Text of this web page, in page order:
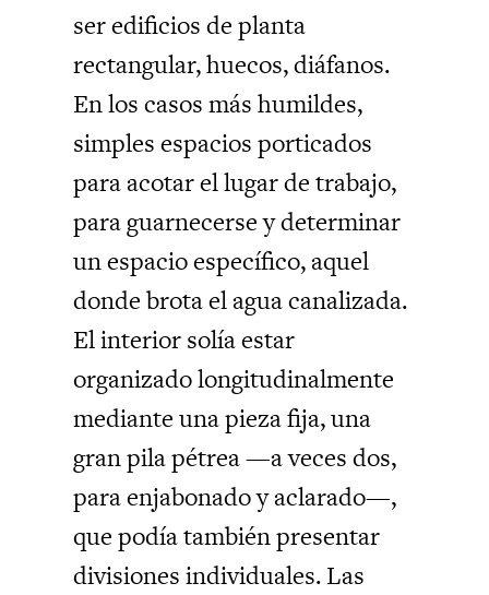
ser edificios de planta
rectangular, huecos, diáfanos.
En los casos más humildes,
simples espacios porticados
para acotar el lugar de trabajo,
para guarnecerse y determinar
un espacio específico, aquel
donde brota el agua canalizada.
El interior solía estar
organizado longitudinalmente
mediante una pieza fija, una
gran pila pétrea —a veces dos,
para enjabonado y aclarado—,
que podía también presentar
divisiones individuales. Las